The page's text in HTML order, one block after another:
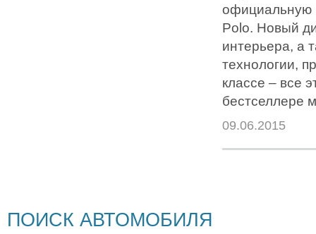
официальную
Polo. Новый
интерьера, а
технологии,
классе – все
бестселлере
09.06.2015
ПОИСК АВТОМОБИЛЯ